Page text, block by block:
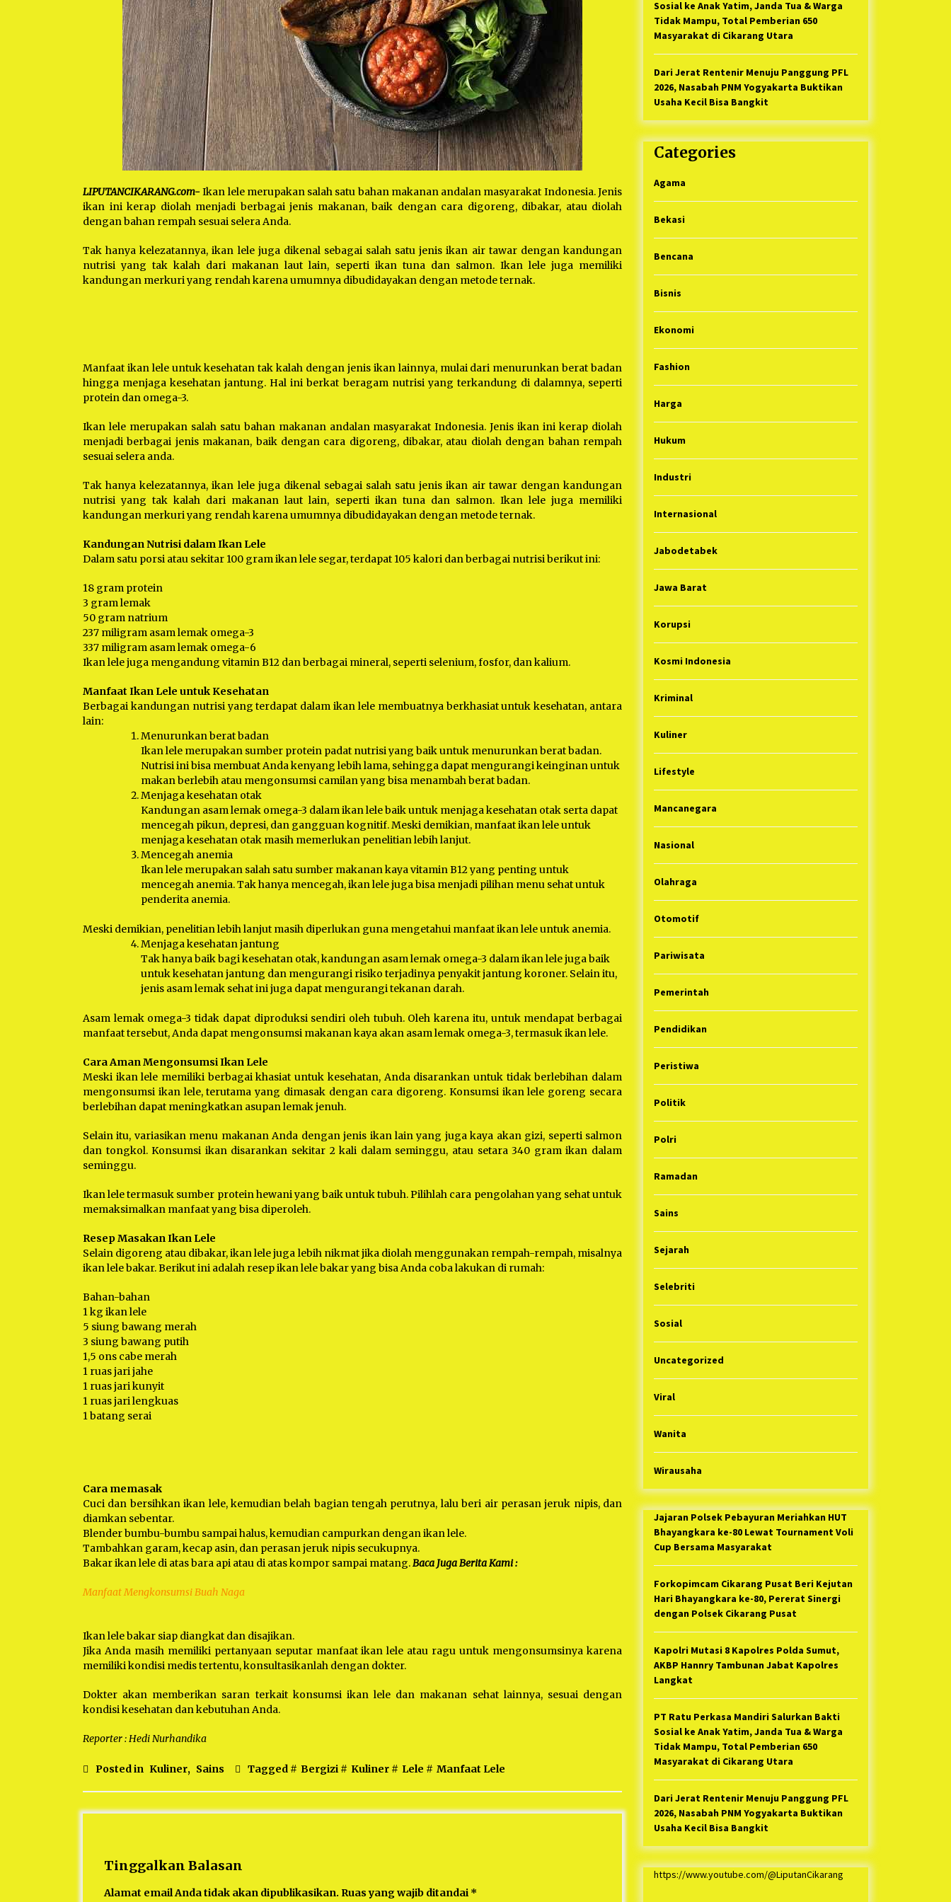
LIPUTANCIKARANG.com-Ikan lele merupakan salah satu bahan makanan andalan masyarakat Indonesia. Jenis
ikan ini kerap diolah menjadi berbagai jenis makanan, baik dengan cara digoreng, dibakar, atau diolah
dengan bahan rempah sesuai selera Anda.
Tak hanya kelezatannya, ikan lele juga dikenal sebagai salah satu jenis ikan air tawar dengan kandungan
nutrisi yang tak kalah dari makanan laut lain, seperti ikan tuna dan salmon. Ikan lele juga memiliki
kandungan merkuri yang rendah karena umumnya dibudidayakan dengan metode ternak.
Manfaat ikan lele untuk kesehatan tak kalah dengan jenis ikan lainnya, mulai dari menurunkan berat badan
hingga menjaga kesehatan jantung. Hal ini berkat beragam nutrisi yang terkandung di dalamnya, seperti
protein dan omega-3.
Ikan lele merupakan salah satu bahan makanan andalan masyarakat Indonesia. Jenis ikan ini kerap diolah
menjadi berbagai jenis makanan, baik dengan cara digoreng, dibakar, atau diolah dengan bahan rempah
sesuai selera anda.
Tak hanya kelezatannya, ikan lele juga dikenal sebagai salah satu jenis ikan air tawar dengan kandungan
nutrisi yang tak kalah dari makanan laut lain, seperti ikan tuna dan salmon. Ikan lele juga memiliki
kandungan merkuri yang rendah karena umumnya dibudidayakan dengan metode ternak.
Kandungan Nutrisi dalam Ikan Lele
Dalam satu porsi atau sekitar 100 gram ikan lele segar, terdapat 105 kalori dan berbagai nutrisi berikut ini:
18 gram protein
3 gram lemak
50 gram natrium
237 miligram asam lemak omega-3
337 miligram asam lemak omega-6
Ikan lele juga mengandung vitamin B12 dan berbagai mineral, seperti selenium, fosfor, dan kalium.
Manfaat Ikan Lele untuk Kesehatan
Berbagai kandungan nutrisi yang terdapat dalam ikan lele membuatnya berkhasiat untuk kesehatan, antara
lain:
Menurunkan berat badan
Ikan lele merupakan sumber protein padat nutrisi yang baik untuk menurunkan berat badan.
Nutrisi ini bisa membuat Anda kenyang lebih lama, sehingga dapat mengurangi keinginan untuk
makan berlebih atau mengonsumsi camilan yang bisa menambah berat badan.
Menjaga kesehatan otak
Kandungan asam lemak omega-3 dalam ikan lele baik untuk menjaga kesehatan otak serta dapat
mencegah pikun, depresi, dan gangguan kognitif. Meski demikian, manfaat ikan lele untuk
menjaga kesehatan otak masih memerlukan penelitian lebih lanjut.
Mencegah anemia
Ikan lele merupakan salah satu sumber makanan kaya vitamin B12 yang penting untuk
mencegah anemia. Tak hanya mencegah, ikan lele juga bisa menjadi pilihan menu sehat untuk
penderita anemia.
Meski demikian, penelitian lebih lanjut masih diperlukan guna mengetahui manfaat ikan lele untuk anemia.
Menjaga kesehatan jantung
Tak hanya baik bagi kesehatan otak, kandungan asam lemak omega-3 dalam ikan lele juga baik
untuk kesehatan jantung dan mengurangi risiko terjadinya penyakit jantung koroner. Selain itu,
jenis asam lemak sehat ini juga dapat mengurangi tekanan darah.
Asam lemak omega-3 tidak dapat diproduksi sendiri oleh tubuh. Oleh karena itu, untuk mendapat berbagai
manfaat tersebut, Anda dapat mengonsumsi makanan kaya akan asam lemak omega-3, termasuk ikan lele.
Cara Aman Mengonsumsi Ikan Lele
Meski ikan lele memiliki berbagai khasiat untuk kesehatan, Anda disarankan untuk tidak berlebihan dalam
mengonsumsi ikan lele, terutama yang dimasak dengan cara digoreng. Konsumsi ikan lele goreng secara
berlebihan dapat meningkatkan asupan lemak jenuh.
Selain itu, variasikan menu makanan Anda dengan jenis ikan lain yang juga kaya akan gizi, seperti salmon
dan tongkol. Konsumsi ikan disarankan sekitar 2 kali dalam seminggu, atau setara 340 gram ikan dalam
seminggu.
Ikan lele termasuk sumber protein hewani yang baik untuk tubuh. Pilihlah cara pengolahan yang sehat untuk
memaksimalkan manfaat yang bisa diperoleh.
Resep Masakan Ikan Lele
Selain digoreng atau dibakar, ikan lele juga lebih nikmat jika diolah menggunakan rempah-rempah, misalnya
ikan lele bakar. Berikut ini adalah resep ikan lele bakar yang bisa Anda coba lakukan di rumah:
Bahan-bahan
1 kg ikan lele
5 siung bawang merah
3 siung bawang putih
1,5 ons cabe merah
1 ruas jari jahe
1 ruas jari kunyit
1 ruas jari lengkuas
1 batang serai
Cara memasak
Cuci dan bersihkan ikan lele, kemudian belah bagian tengah perutnya, lalu beri air perasan jeruk nipis, dan
diamkan sebentar.
Blender bumbu-bumbu sampai halus, kemudian campurkan dengan ikan lele.
Tambahkan garam, kecap asin, dan perasan jeruk nipis secukupnya.
Bakar ikan lele di atas bara api atau di atas kompor sampai matang.Baca Juga Berita Kami :
Manfaat Mengkonsumsi Buah Naga
Ikan lele bakar siap diangkat dan disajikan.
Jika Anda masih memiliki pertanyaan seputar manfaat ikan lele atau ragu untuk mengonsumsinya karena
memiliki kondisi medis tertentu, konsultasikanlah dengan dokter.
Dokter akan memberikan saran terkait konsumsi ikan lele dan makanan sehat lainnya, sesuai dengan
kondisi kesehatan dan kebutuhan Anda.
Reporter : Hedi Nurhandika
Posted in Kuliner, Sains Tagged # Bergizi # Kuliner # Lele # Manfaat Lele
Tinggalkan Balasan
Alamat email Anda tidak akan dipublikasikan. Ruas yang wajib ditandai *
Sosial ke Anak Yatim, Janda Tua & Warga
Tidak Mampu, Total Pemberian 650
Masyarakat di Cikarang Utara
Dari Jerat Rentenir Menuju Panggung PFL
2026, Nasabah PNM Yogyakarta Buktikan
Usaha Kecil Bisa Bangkit
Categories
Agama
Bekasi
Bencana
Bisnis
Ekonomi
Fashion
Harga
Hukum
Industri
Internasional
Jabodetabek
Jawa Barat
Korupsi
Kosmi Indonesia
Kriminal
Kuliner
Lifestyle
Mancanegara
Nasional
Olahraga
Otomotif
Pariwisata
Pemerintah
Pendidikan
Peristiwa
Politik
Polri
Ramadan
Sains
Sejarah
Selebriti
Sosial
Uncategorized
Viral
Wanita
Wirausaha
Jajaran Polsek Pebayuran Meriahkan HUT
Bhayangkara ke-80 Lewat Tournament Voli
Cup Bersama Masyarakat
Forkopimcam Cikarang Pusat Beri Kejutan
Hari Bhayangkara ke-80, Pererat Sinergi
dengan Polsek Cikarang Pusat
Kapolri Mutasi 8 Kapolres Polda Sumut,
AKBP Hannry Tambunan Jabat Kapolres
Langkat
PT Ratu Perkasa Mandiri Salurkan Bakti
Sosial ke Anak Yatim, Janda Tua & Warga
Tidak Mampu, Total Pemberian 650
Masyarakat di Cikarang Utara
Dari Jerat Rentenir Menuju Panggung PFL
2026, Nasabah PNM Yogyakarta Buktikan
Usaha Kecil Bisa Bangkit
https://www.youtube.com/@LiputanCikarang